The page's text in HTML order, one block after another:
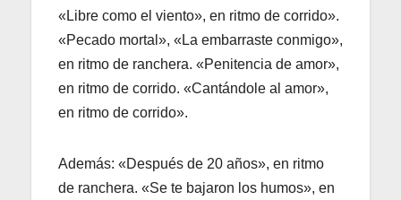
«Libre como el viento», en ritmo de corrido».
«Pecado mortal», «La embarraste conmigo»,
en ritmo de ranchera. «Penitencia de amor»,
en ritmo de corrido. «Cantándole al amor»,
en ritmo de corrido».
Además: «Después de 20 años», en ritmo
de ranchera. «Se te bajaron los humos», en